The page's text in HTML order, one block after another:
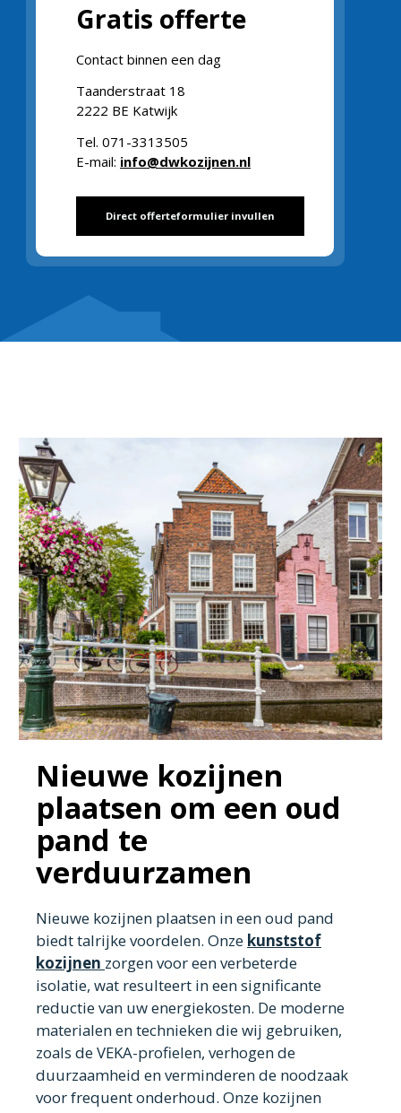
Gratis offerte
Contact binnen een dag
Taanderstraat 18
2222 BE Katwijk
Tel. 071-3313505
E-mail: info@dwkozijnen.nl
Direct offerteformulier invullen
Nieuwe kozijnen
plaatsen om een oud
pand te
verduurzamen
Nieuwe kozijnen plaatsen in een oud pand
biedt talrijke voordelen. Onze kunststof
kozijnen zorgen voor een verbeterde
isolatie, wat resulteert in een significante
reductie van uw energiekosten. De moderne
materialen en technieken die wij gebruiken,
zoals de VEKA-profielen, verhogen de
duurzaamheid en verminderen de noodzaak
voor frequent onderhoud. Onze kozijnen